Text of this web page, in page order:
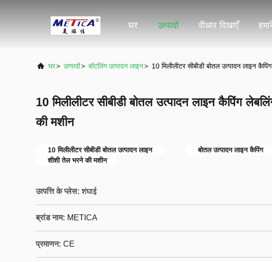
घर उत्पादों वीआर दिखाएँ
घर> उत्पादों> बॉटलिंग उत्पादन लाइन> 10 मिलीलीटर सीबीडी बोतल उत्पादन लाइन
10 मिलीलीटर सीबीडी बोतल उत्पादन लाइन कैपिंग
की मशीन
10 मिलीलीटर सीबीडी बोतल उत्पादन लाइन
बोतल उत्पादन लाइन कैपिंग
शीशी तेल भरने की मशीन
उत्पत्ति के प्लेस: शंघाई
ब्रांड नाम: METICA
प्रमाणन: CE